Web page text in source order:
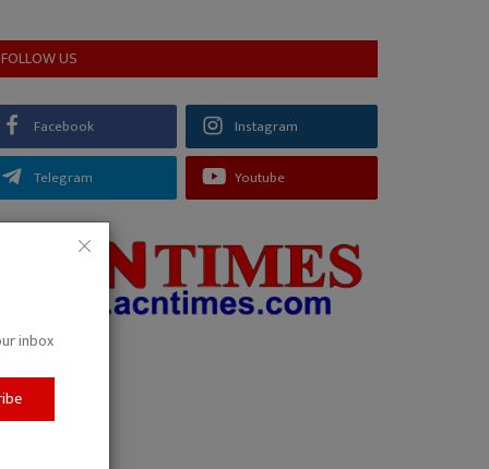
inbox
FOLLOW US
Facebook Instagram
Telegram Youtube